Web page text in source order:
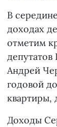
В
доходах
отметим
депутатов
Андрей
годовой
квартиры,
Доходы